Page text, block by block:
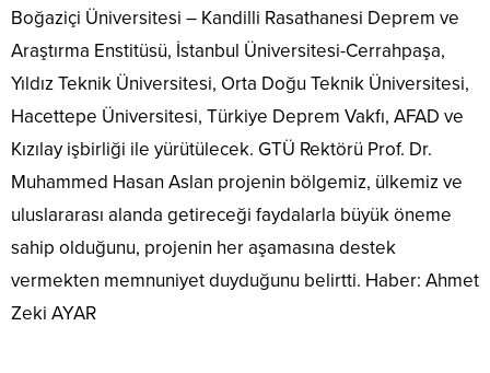
Boğaziçi Üniversitesi – Kandilli Rasathanesi Deprem ve
Araştırma Enstitüsü, İstanbul Üniversitesi-Cerrahpaşa,
Yıldız Teknik Üniversitesi, Orta Doğu Teknik Üniversitesi,
Hacettepe Üniversitesi, Türkiye Deprem Vakfı, AFAD ve
Kızılay işbirliği ile yürütülecek. GTÜ Rektörü Prof. Dr.
Muhammed Hasan Aslan projenin bölgemiz, ülkemiz ve
uluslararası alanda getireceği faydalarla büyük öneme
sahip olduğunu, projenin her aşamasına destek
vermekten memnuniyet duyduğunu belirtti. Haber: Ahmet
Zeki AYAR